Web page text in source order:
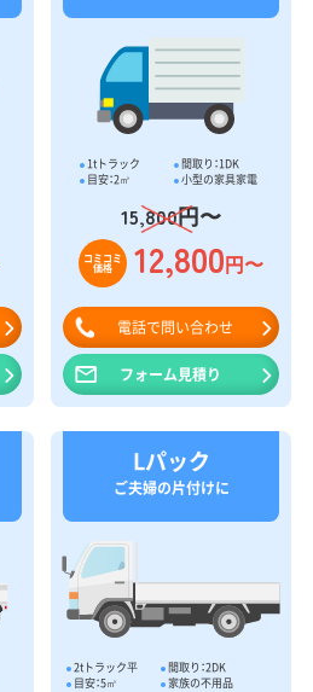
1tトラック
間取り：1DK
目安：2㎥
小型の家具家電
15,800円〜
コミコミ
価格 12,800円〜
電話で問い合わせ
フォーム見積り
Lパック
ご夫婦の片付けに
2tトラック平
間取り：2DK
目安：5㎥
家族の不用品